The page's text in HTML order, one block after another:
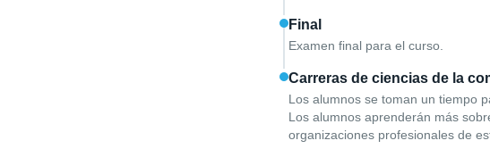
Final
Examen final para el curso.
Carreras de ciencias de la
Los alumnos se toman un tiempo
Los alumnos aprenderán más
organizaciones profesionales de